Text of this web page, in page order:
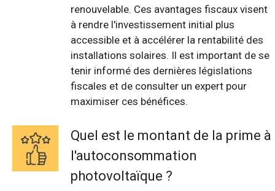
renouvelable. Ces avantages fiscaux visent
à rendre l'investissement initial plus
accessible et à accélérer la rentabilité des
installations solaires. Il est important de se
tenir informé des dernières législations
fiscales et de consulter un expert pour
maximiser ces bénéfices.
Quel est le montant de la prime à
l'autoconsommation
photovoltaïque ?